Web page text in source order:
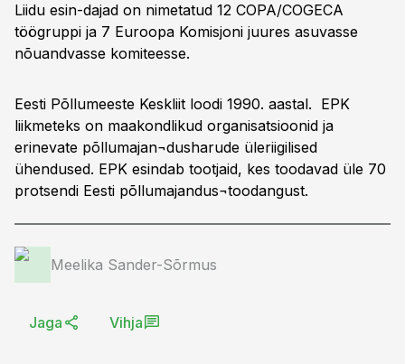
Liidu esin-dajad on nimetatud 12 COPA/COGECA
töögruppi ja 7 Euroopa Komisjoni juures asuvasse
nõuandvasse komiteesse.
Eesti Põllumeeste Keskliit loodi 1990. aastal. EPK
liikmeteks on maakondlikud organisatsioonid ja
erinevate põllumajan¬dusharude üleriigilised
ühendused. EPK esindab tootjaid, kes toodavad üle 70
protsendi Eesti põllumajandus¬toodangust.
Meelika Sander-Sõrmus
Jaga Vihja